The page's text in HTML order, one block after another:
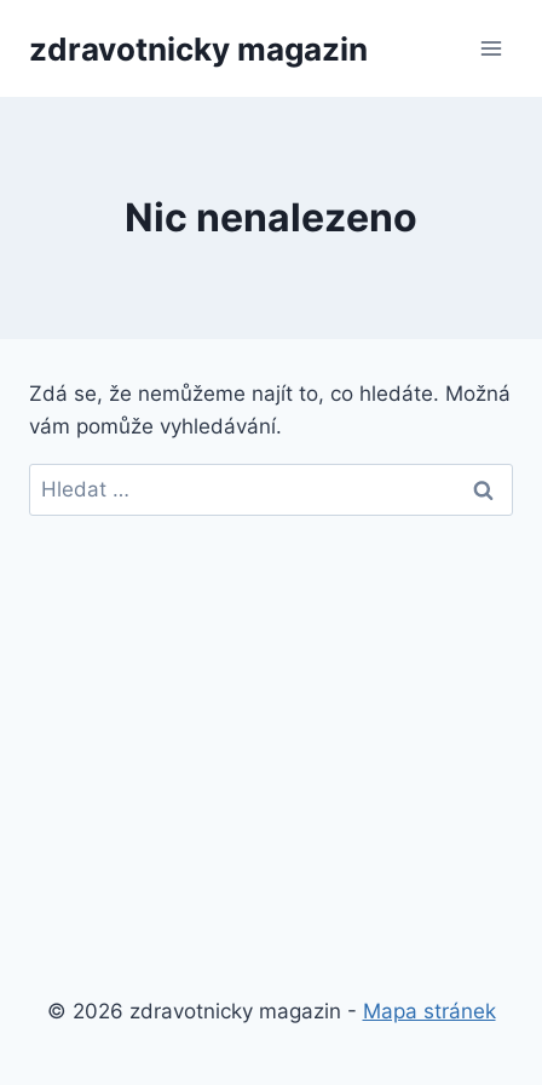
zdravotnicky magazin
Nic nenalezeno
Zdá se, že nemůžeme najít to, co hledáte. Možná
vám pomůže vyhledávání.
Vyhledávání
© 2026 zdravotnicky magazin - Mapa stránek